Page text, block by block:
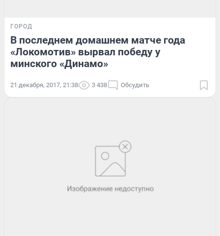
ГОРОД
В последнем домашнем матче года
«Локомотив» вырвал победу у
минского «Динамо»
21 декабря, 2017, 21:38 3 438 Обсудить